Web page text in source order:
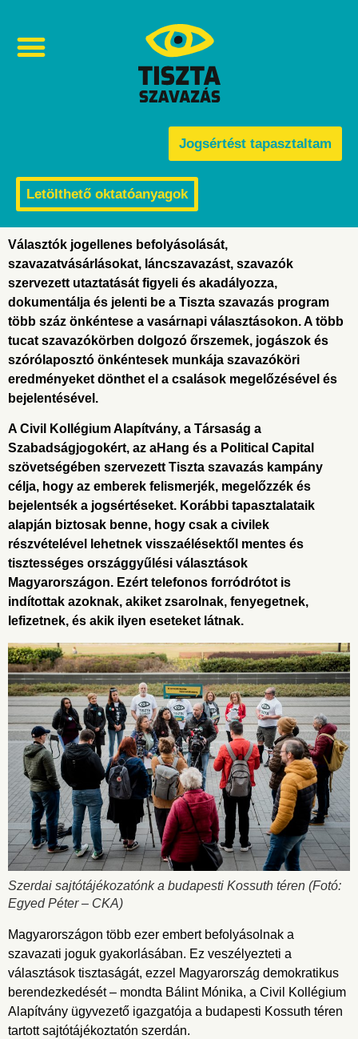
Jogsértést tapasztaltam
Letölthető oktatóanyagok
Választók jogellenes befolyásolását,
szavazatvásárlásokat, láncszavazást, szavazók
szervezett utaztatását figyeli és akadályozza,
dokumentálja és jelenti be a Tiszta szavazás program
több száz önkéntese a vasárnapi választásokon. A több
tucat szavazókörben dolgozó őrszemek, jogászok és
szórólaposztó önkéntesek munkája szavazóköri
eredményeket dönthet el a csalások megelőzésével és
bejelentésével.
A Civil Kollégium Alapítvány, a Társaság a
Szabadságjogokért, az aHang és a Political Capital
szövetségében szervezett Tiszta szavazás kampány
célja, hogy az emberek felismerjék, megelőzzék és
bejelentsék a jogsértéseket. Korábbi tapasztalataik
alapján biztosak benne, hogy csak a civilek
részvételével lehetnek visszaélésektől mentes és
tisztességes országgyűlési választások
Magyarországon. Ezért telefonos forródrótot is
indítottak azoknak, akiket zsarolnak, fenyegetnek,
lefizetnek, és akik ilyen eseteket látnak.
Szerdai sajtótájékozatónk a budapesti Kossuth téren (Fotó:
Egyed Péter – CKA)
Magyarországon több ezer embert befolyásolnak a
szavazati joguk gyakorlásában. Ez veszélyezteti a
választások tisztaságát, ezzel Magyarország demokratikus
berendezkedését – mondta Bálint Mónika, a Civil Kollégium
Alapítvány ügyvezető igazgatója a budapesti Kossuth téren
tartott sajtótájékoztatón szerdán.